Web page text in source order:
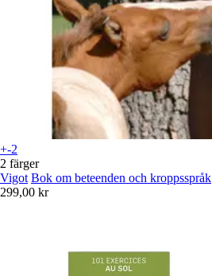
+-2
2 färger
Vigot Bok om beteenden och kroppsspråk
299,00 kr